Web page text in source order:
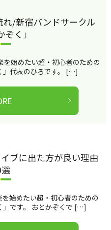
れ/新宿バンドサークル
ぞく」
を始めたい超・初心者のための
」代表のひろです。 […]
ブに出た方が良い理由
始めたい超・初心者のための
」です。 おとかぞくで […]